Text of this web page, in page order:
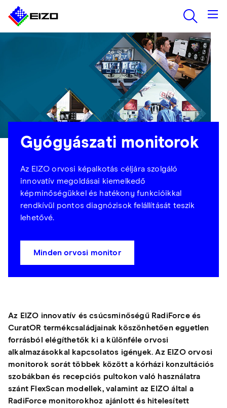
Gyógyászati monitorok
Az EIZO orvosi képalkotás céljára szolgáló
innovatív megoldásai kiemelkedő
képminőségükkel és hatékony funkcióikkal
rendkívül pontos diagnózisok felállítását teszik
lehetővé.
Minden orvosi monitor
Az EIZO innovatív és csúcsminőségű RadiForce és
CuratOR termékcsaládjainak köszönhetően egyetlen
forrásból elégíthetők ki a különféle orvosi
alkalmazásokkal kapcsolatos igények. Az EIZO orvosi
monitorok sorát többek között a kórházi konzultációs
szobákban és recepciós pultokon való használatra
szánt FlexScan modellek, valamint az EIZO által a
RadiForce monitorokhoz ajánlott és hitelesített